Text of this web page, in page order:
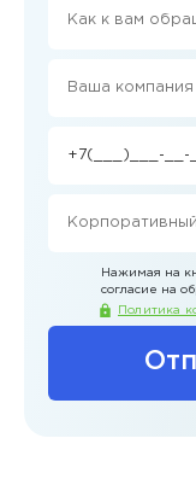
Нажимая на
согласие на
Политика